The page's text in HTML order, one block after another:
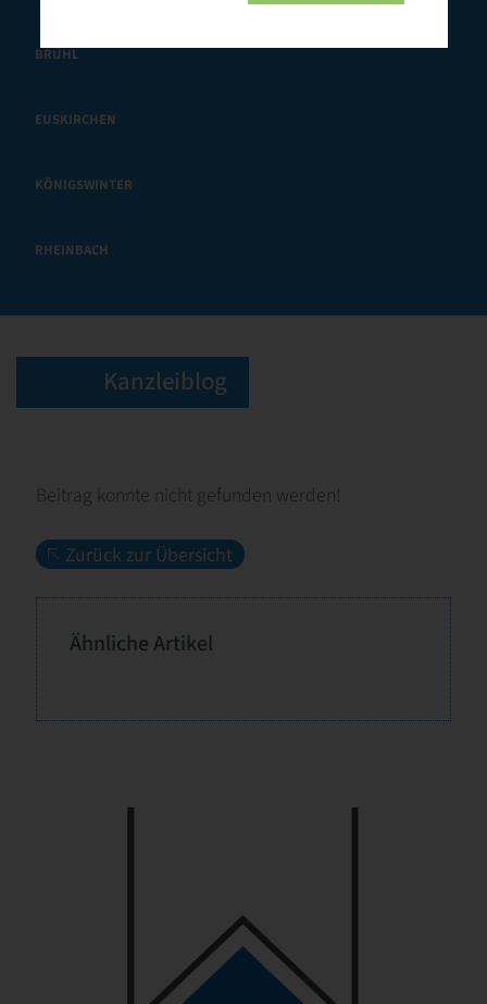
BRÜHL
EUSKIRCHEN
KÖNIGSWINTER
RHEINBACH
Kanzleiblog
Beitrag konnte nicht gefunden werden!
Zurück zur Übersicht
Ähnliche Artikel